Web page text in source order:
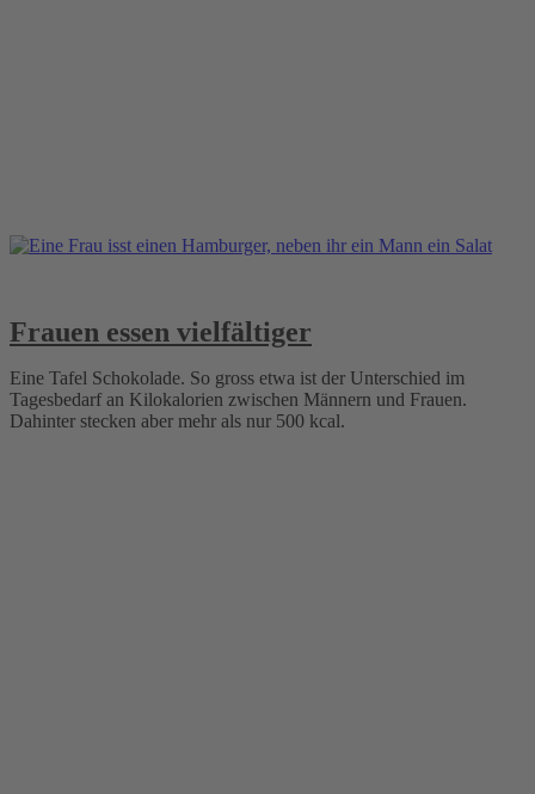
Frauen essen vielfältiger
Eine Tafel Schokolade. So gross etwa ist der Unterschied im
Tagesbedarf an Kilokalorien zwischen Männern und Frauen.
Dahinter stecken aber mehr als nur 500 kcal.